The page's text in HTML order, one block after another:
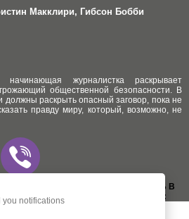
Макклири, Гибсон Бобби
журналистка раскрывает
общественной безопасности. В
должны раскрыть опасный заговор, пока не
правду миру, который, возможно, не
ДОБАВИТЬ В
ЗАКЛАДКИ:
you notifications